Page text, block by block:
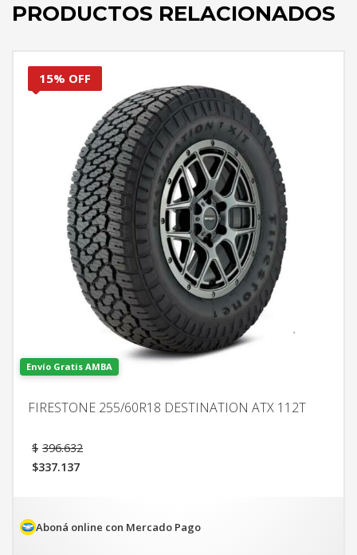
PRODUCTOS RELACIONADOS
15% OFF
Envío Gratis AMBA
FIRESTONE 255/60R18 DESTINATION ATX 112T
$ 396.632
$337.137
es:
$337.137.
Aboná online con Mercado Pago